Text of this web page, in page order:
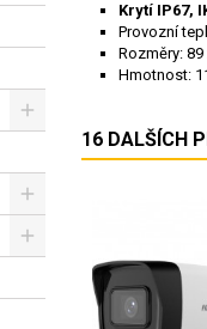
Krytí IP67,
Provozní
Rozměry: 89
Hmotnost:
16 DALŠÍCH